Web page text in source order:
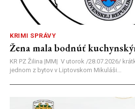
KRIMI SPRÁVY
Žena mala bodnúť
KR PZ Žilina |MM| V utorok /28.07.2026/
jednom z bytov v Liptovskom Mikuláši...